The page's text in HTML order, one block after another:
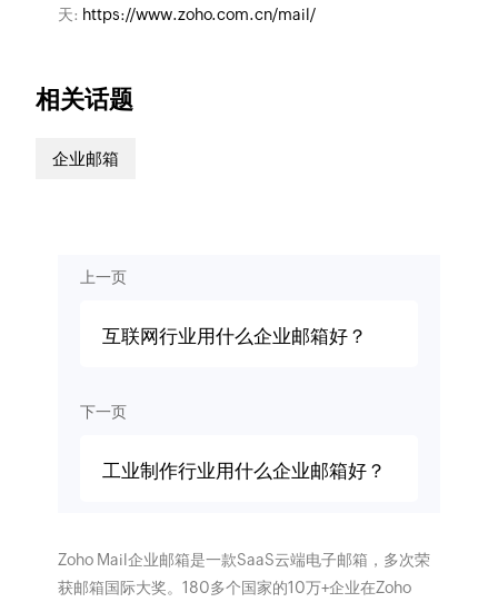
天: https://www.zoho.com.cn/mail/
相关话题
企业邮箱
上一页
互联网行业用什么企业邮箱好？
下一页
工业制作行业用什么企业邮箱好？
Zoho Mail企业邮箱是一款SaaS云端电子邮箱，多次荣
获邮箱国际大奖。180多个国家的10万+企业在Zoho